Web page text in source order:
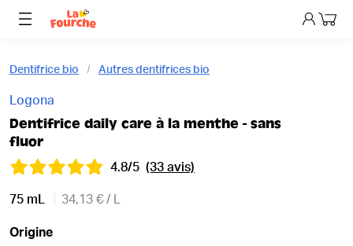
Mon
Dentifrice bio Autres dentifrices bio
Logona
Dentifrice daily care à la menthe - sans
fluor
4.8/5 (33 avis)
75 mL 34,13 € / L
Origine